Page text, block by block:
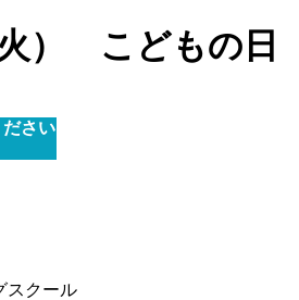
） こどもの日
さい
スクール